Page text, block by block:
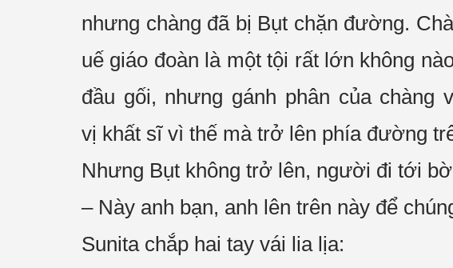
nhưng chàng đã bị Bụt chặn đường.
uế giáo đoàn là một tội rất lớn không
đầu gối, nhưng gánh phân của
vị khất sĩvì thế mà trở lên phía đường
Nhưng Bụt không trở lên, người đi tới
– Này anh bạn, anh lên trên này để
Sunita chắp hai tay vái lia lịa: